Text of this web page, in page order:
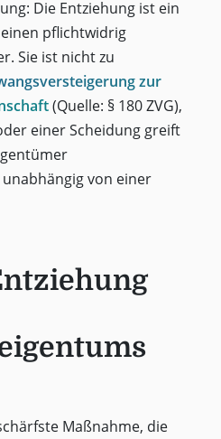
Die Entziehung ist ein
pflichtwidrig
Sie ist nicht zu
zur
(Quelle: § 180 ZVG),
einer Scheidung greift
von einer
Maßnahme, die